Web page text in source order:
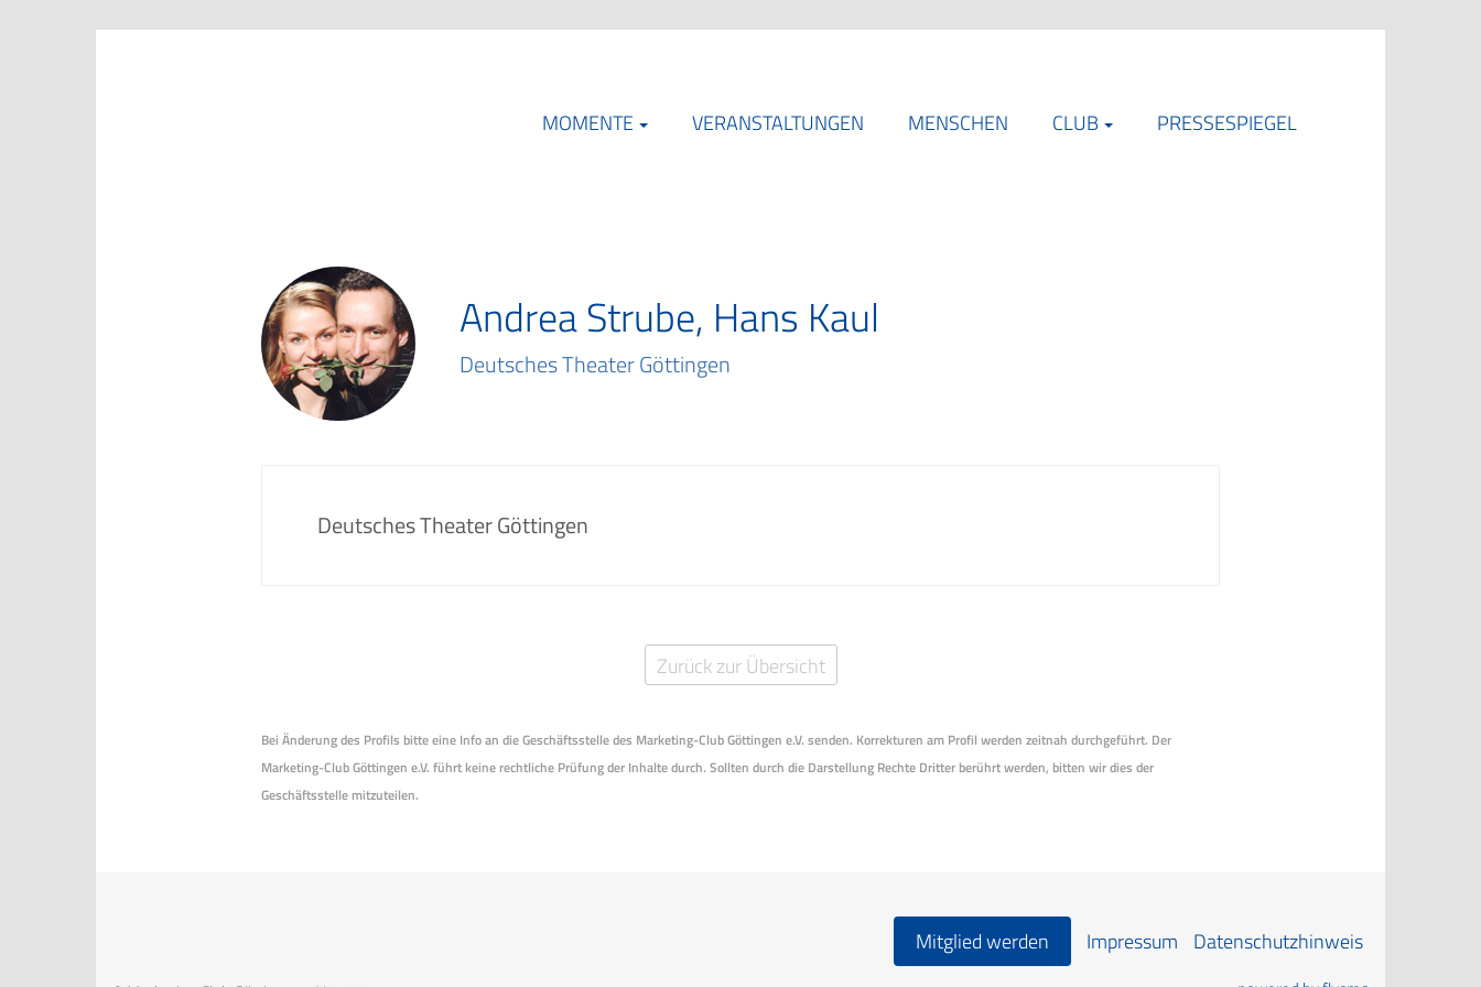
MOMENTE
VERANSTALTUNGEN MENSCHEN CLUB PRESSESPIEGEL
Andrea Strube, Hans Kaul
Deutsches Theater Göttingen
Deutsches Theater Göttingen
Zurück zur Übersicht
Bei Änderung des Profils bitte eine Info an die Geschäftsstelle des Marketing-Club Göttingen e.V. senden. Korrekturen am Profil werden zeitnah durchgeführt. Der
Marketing-Club Göttingen e.V. führt keine rechtliche Prüfung der Inhalte durch. Sollten durch die Darstellung Rechte Dritter berührt werden, bitten wir dies der
Geschäftsstelle mitzuteilen.
Mitglied werden Impressum Datenschutzhinweis